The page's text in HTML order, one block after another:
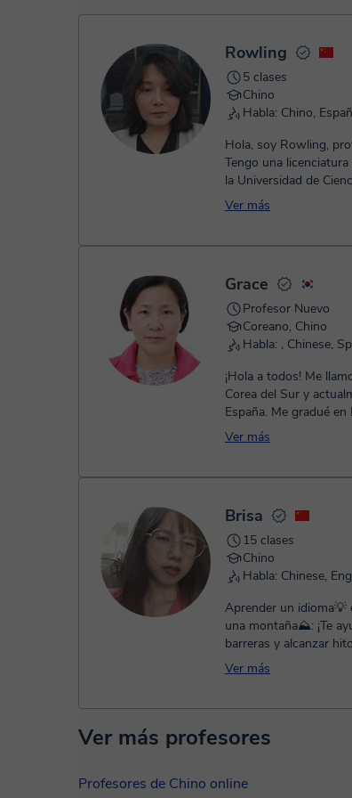
Una vez realices el pago de la clase, recibirás un
Rowling
5 clases
Chino
Habla: Chino,
Hola, soy Rowling,
Tengo una
la Universidad de
Huazhong, en China.
Ver más
Grace
Profesor Nuevo
Coreano, Chino
Habla: , Chinese,
¡Hola a todos! Me
Corea del Sur y
España. Me gradué
Corea del Sur y he
Ver más
Brisa
15 clases
Chino
Habla: Chinese,
Aprender un idioma💡
una montaña⛰︎: ¡Te
barreras y alcanzar
hasta que finalmente
Ver más
Ver más profesores
Profesores de Chino online